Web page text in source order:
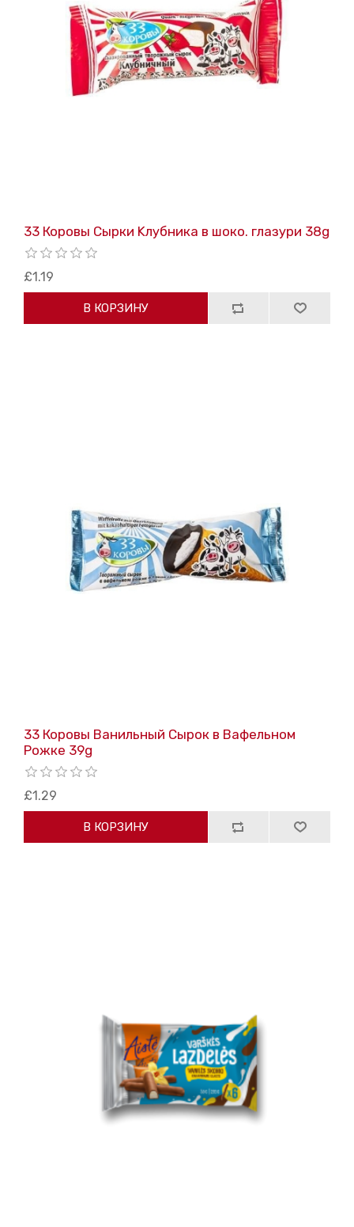
33 Коровы Сырки Kлубника в шоко. глазури 38g
£1.19
В КОРЗИНУ
33 Коровы Ванильный Cырок в Bафельном
Pожке 39g
£1.29
В КОРЗИНУ